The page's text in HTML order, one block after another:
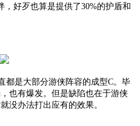
好歹也算是提供了30%的护盾和
都是大部分游侠阵容的成型C。毕
也有爆发。但是缺陷也在于游侠
没办法打出应有的效果。